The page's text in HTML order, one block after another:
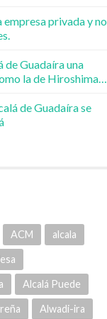
empresa privada y no
de Guadaíra una
la de Hiroshima…
de Guadaíra se
ACM alcala
Alcalá Puede
Alwadi-ira